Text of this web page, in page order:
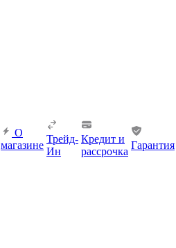
О
магазине
Трейд-
Ин
Кредит и
рассрочка
Гарантия